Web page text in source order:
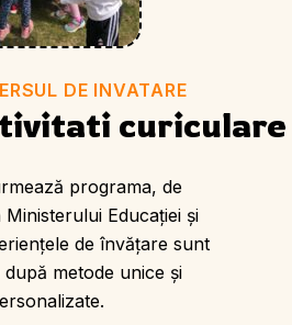
DE INVATARE
curiculare
programa, de
Educaţiei şi
de învățare sunt
metode unice și